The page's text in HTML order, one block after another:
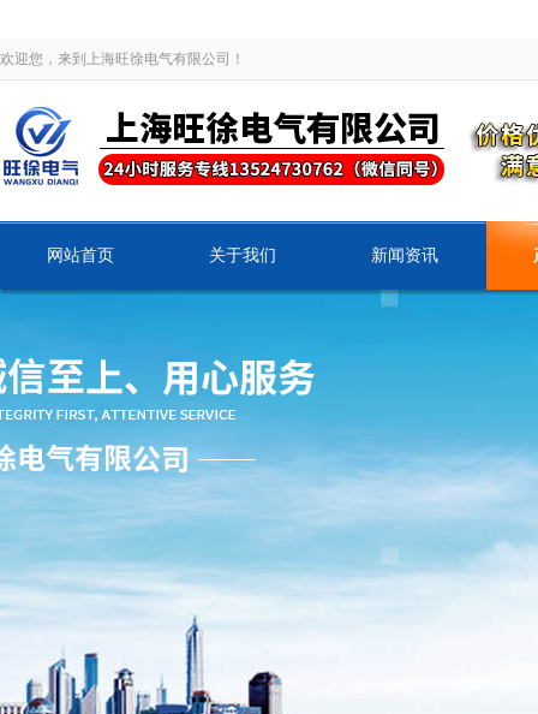
欢迎您，来到上海旺徐电气有限公司！
网站首页 关于我们 新闻资讯